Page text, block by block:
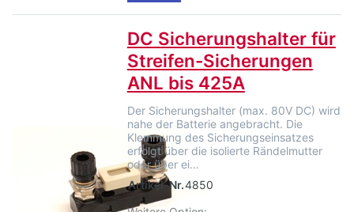
DC Sicherungshalter für
Streifen-Sicherungen
ANL bis 425A
Der Sicherungshalter (max. 80V DC) wird
nahe der Batterie angebracht. Die
Klemmung des Sicherungseinsatzes
erfolgt über die isolierte Rändelmutter
oder über ei…
Artikel-Nr.4850